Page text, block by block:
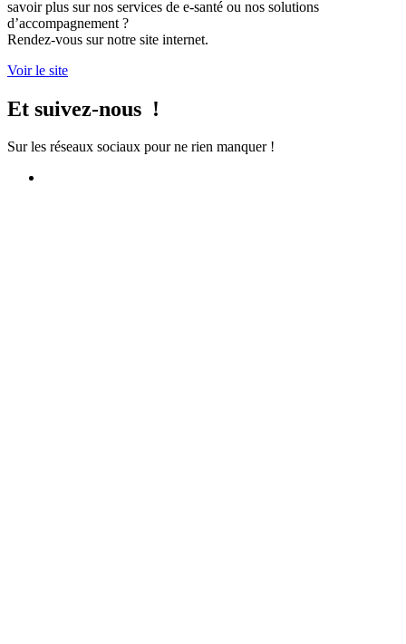
savoir plus sur nos services de e-santé ou nos solutions
d’accompagnement ?
Rendez-vous sur notre site internet.
Voir le site
Et suivez-nous !
Sur les réseaux sociaux pour ne rien manquer !